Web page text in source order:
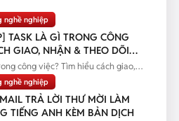
nghề nghiệp
TASK LÀ GÌ TRONG CÔNG
GIAO, NHẬN & THEO DÕI
công việc? Tìm hiểu cách giao,
dõi task...
nghề nghiệp
TRẢ LỜI THƯ MỜI LÀM
TIẾNG ANH KÈM BẢN DỊCH